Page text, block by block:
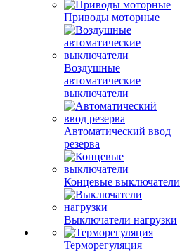
Приводы моторные
Воздушные
автоматические
выключатели
Автоматический ввод
резерва
Концевые выключатели
Выключатели нагрузки
Терморегуляция